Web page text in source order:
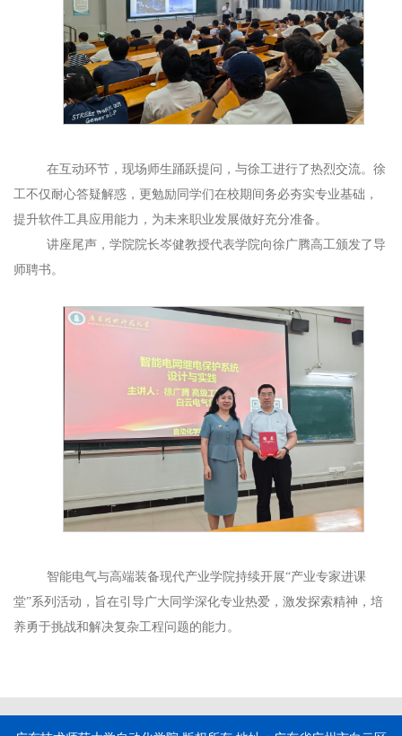
在互动环节，现场师生踊跃提问，与徐工进行了热烈交流。徐
工不仅耐心答疑解惑，更勉励 同学们在校期间务必夯实专业基础 ，
提升软件工具应用能力 ，为未来职业发展做好充分准备。
讲座尾声，学院院长岑健教授代表学院向徐广腾高工颁发了导
师聘书。
智能电气与高端装备现代产业学院持续开展“产业专家进课
堂”系列活动，旨在引导广大同学深化专业热爱 ， 激发探索精神 ， 培
养勇于挑战和解决复杂工程问题的能力 。